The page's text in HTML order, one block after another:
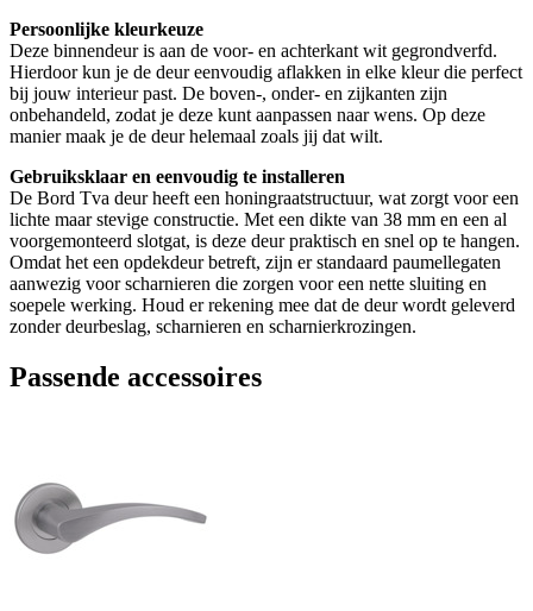
Persoonlijke kleurkeuze
Deze binnendeur is aan de voor- en achterkant wit gegrondverfd.
Hierdoor kun je de deur eenvoudig aflakken in elke kleur die perfect
bij jouw interieur past. De boven-, onder- en zijkanten zijn
onbehandeld, zodat je deze kunt aanpassen naar wens. Op deze
manier maak je de deur helemaal zoals jij dat wilt.
Gebruiksklaar en eenvoudig te installeren
De Bord Tva deur heeft een honingraatstructuur, wat zorgt voor een
lichte maar stevige constructie. Met een dikte van 38 mm en een al
voorgemonteerd slotgat, is deze deur praktisch en snel op te hangen.
Omdat het een opdekdeur betreft, zijn er standaard paumellegaten
aanwezig voor scharnieren die zorgen voor een nette sluiting en
soepele werking. Houd er rekening mee dat de deur wordt geleverd
zonder deurbeslag, scharnieren en scharnierkrozingen.
Passende accessoires